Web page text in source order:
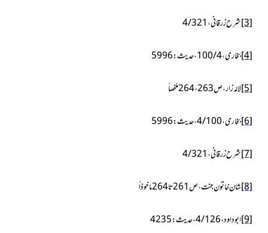
[3]شرح زرقانی ، 4/321
[4]بخاری، 4/ 100، حدیث: 5996
[5]لالہ زار، ص 263، 264ملخصاً
[6]بخاری، 4/100، حدیث:5996
[7]شرح زرقانی ، 4/321
[8]شان خاتون جنت، ص261تا264 ماخوذاً
[9]ابوداود، 4/126، حدیث:4235